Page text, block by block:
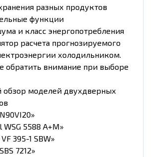
разных продуктов
функции
и класс энергопотребления
расчета прогнозируемого
холодильником.
обратить внимание при выборе
обзор моделей двухдверных
5588 A+M»
395-1 SBW»
7212»